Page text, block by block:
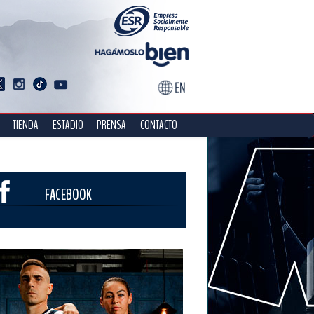
TIENDA ESTADIO PRENSA CONTACTO
FACEBOOK